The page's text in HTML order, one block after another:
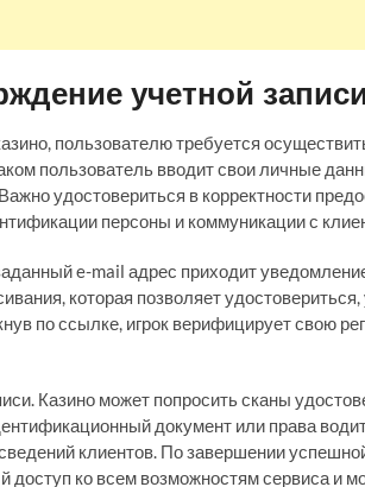
учетной
пользователю требуется
пользователь вводит свои личные
удостовериться в корректности
персоны и коммуникации с
e-mail адрес приходит
которая позволяет
по ссылке, игрок верифицирует свою
Казино может попросить сканы
документ или права
клиентов. По завершении
ко всем возможностям сервиса и